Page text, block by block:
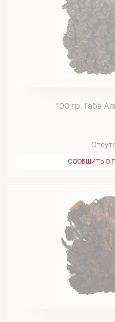
100 гр. Габа
СООБЩИТЬ О